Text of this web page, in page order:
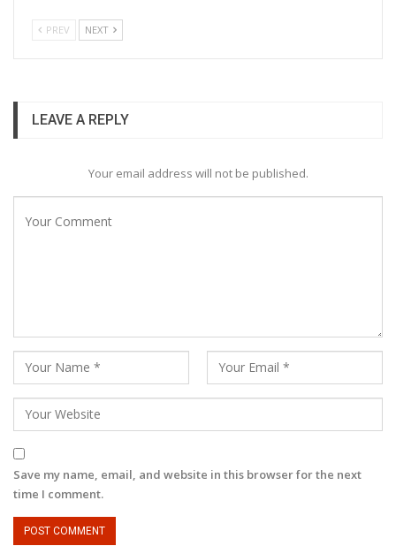
PREV NEXT
LEAVE A REPLY
Your email address will not be published.
Save my name, email, and website in this browser for the next
time I comment.